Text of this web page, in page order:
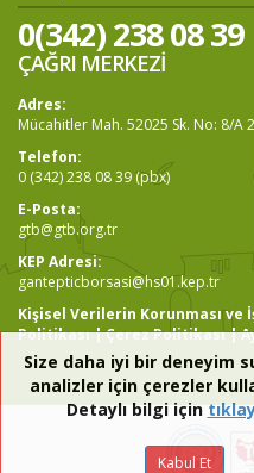
0(342) 238 08 39
ÇAĞRI MERKEZİ
Adres:
Mücahitler Mah. 52025 Sk. No: 8/A
Telefon:
0 (342) 238 08 39 (pbx)
E-Posta:
gtb@gtb.org.tr
KEP Adresi:
gantepticborsasi@hs01.kep.tr
Kişisel Verilerin Korunması ve
Politikası|Çerez Politikası|
Size daha iyi bir deneyim
analizler için çerezler
Detaylı bilgi için
Kabul Et